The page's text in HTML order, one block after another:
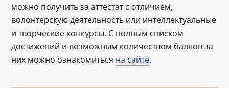
можно получить за аттестат с отличием,
волонтерскую деятельность или интеллектуальные
и творческие конкурсы. С полным списком
достижений и возможным количеством баллов за
них можно ознакомиться на сайте.